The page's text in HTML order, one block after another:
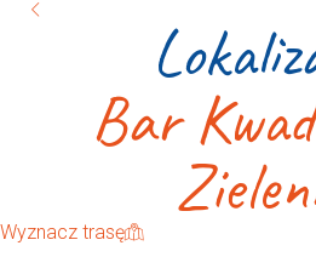
Bar
Wyznacz trasę